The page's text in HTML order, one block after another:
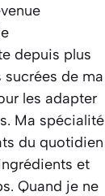
depuis plus
de ma
les adapter
Ma spécialité
du quotidien
et
Quand je ne